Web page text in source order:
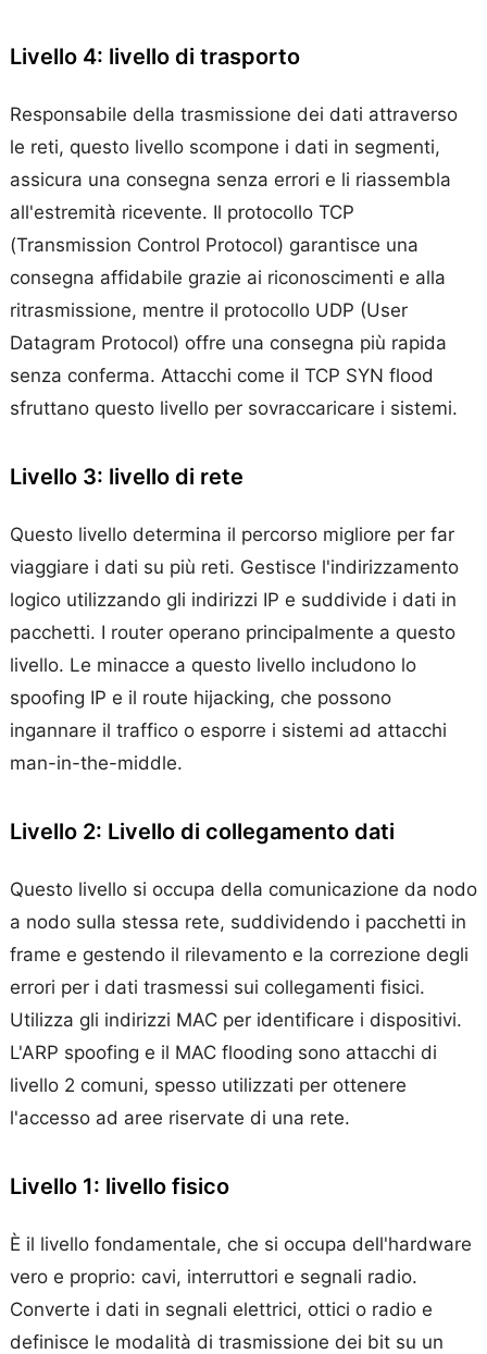
Livello 4: livello di trasporto
Responsabile della trasmissione dei dati attraverso
le reti, questo livello scompone i dati in segmenti,
assicura una consegna senza errori e li riassembla
all'estremità ricevente. Il protocollo TCP
(Transmission Control Protocol) garantisce una
consegna affidabile grazie ai riconoscimenti e alla
ritrasmissione, mentre il protocollo UDP (User
Datagram Protocol) offre una consegna più rapida
senza conferma. Attacchi come il TCP SYN flood
sfruttano questo livello per sovraccaricare i sistemi.
Livello 3: livello di rete
Questo livello determina il percorso migliore per far
viaggiare i dati su più reti. Gestisce l'indirizzamento
logico utilizzando gli indirizzi IP e suddivide i dati in
pacchetti. I router operano principalmente a questo
livello. Le minacce a questo livello includono lo
spoofing IP e il route hijacking, che possono
ingannare il traffico o esporre i sistemi ad attacchi
man-in-the-middle.
Livello 2: Livello di collegamento dati
Questo livello si occupa della comunicazione da nodo
a nodo sulla stessa rete, suddividendo i pacchetti in
frame e gestendo il rilevamento e la correzione degli
errori per i dati trasmessi sui collegamenti fisici.
Utilizza gli indirizzi MAC per identificare i dispositivi.
L'ARP spoofing e il MAC flooding sono attacchi di
livello 2 comuni, spesso utilizzati per ottenere
l'accesso ad aree riservate di una rete.
Livello 1: livello fisico
È il livello fondamentale, che si occupa dell'hardware
vero e proprio: cavi, interruttori e segnali radio.
Converte i dati in segnali elettrici, ottici o radio e
definisce le modalità di trasmissione dei bit su un